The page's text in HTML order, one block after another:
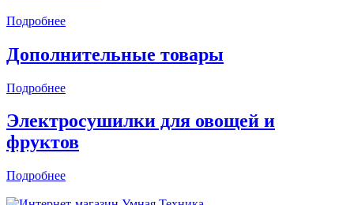
Подробнее
Дополнительные товары
Подробнее
Электросушилки для овощей и
фруктов
Подробнее